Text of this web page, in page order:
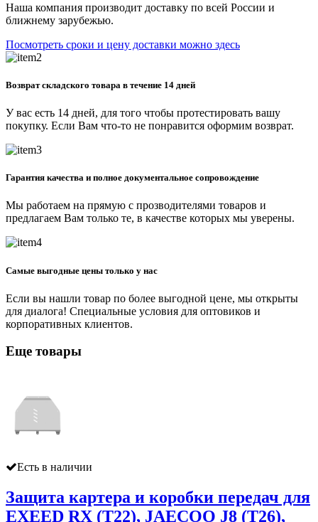
Наша компания производит доставку по всей России и
ближнему зарубежью.
Посмотреть сроки и цену доставки можно здесь
Возврат складского товара в течение 14 дней
У вас есть 14 дней, для того чтобы протестировать вашу
покупку. Если Вам что-то не понравится оформим возврат.
Гарантия качества и полное документальное сопровождение
Мы работаем на прямую с прозводителями товаров и
предлагаем Вам только те, в качестве которых мы уверены.
Самые выгодные цены только у нас
Если вы нашли товар по более выгодной цене, мы открыты
для диалога! Специальные условия для оптовиков и
корпоративных клиентов.
Еще товары
Есть в наличии
Защита картера и коробки передач для
EXEED RX (T22), JAECOO J8 (T26),